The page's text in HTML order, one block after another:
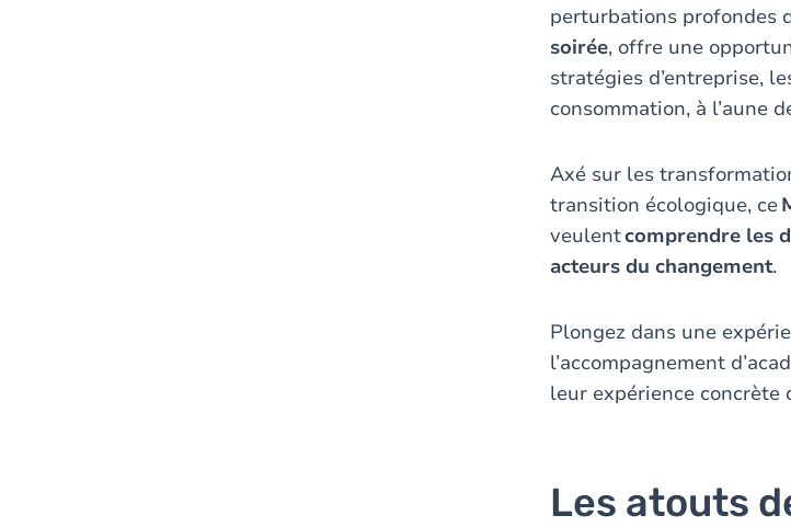
perturbations profondes
soirée, offre une
stratégies d’entreprise,
consommation, à l’aune
Axé sur les
transition écologique, ce
veulentcomprendre les
acteurs du changement.
Plongez dans une
l’accompagnement
leur expérience concrète
Les atouts